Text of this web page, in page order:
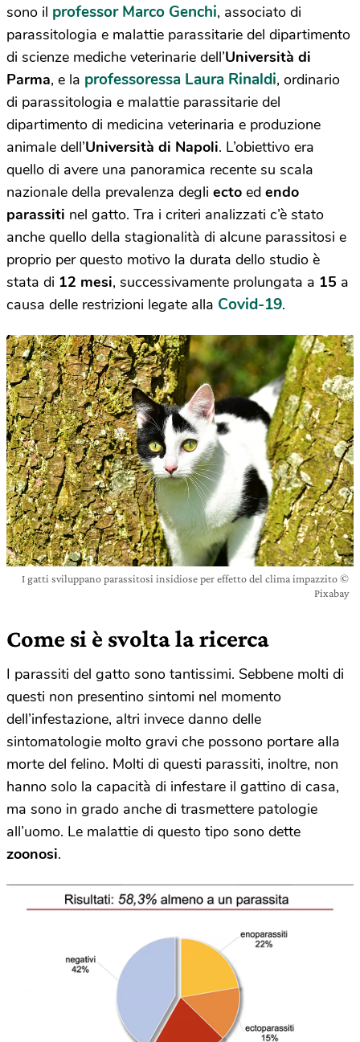
sono il professor Marco Genchi, associato di
parassitologia e malattie parassitarie del dipartimento
di scienze mediche veterinarie dell’Università di
Parma, e la professoressa Laura Rinaldi, ordinario
di parassitologia e malattie parassitarie del
dipartimento di medicina veterinaria e produzione
animale dell’Università di Napoli. L’obiettivo era
quello di avere una panoramica recente su scala
nazionale della prevalenza degli ecto ed endo
parassiti nel gatto. Tra i criteri analizzati c’è stato
anche quello della stagionalità di alcune parassitosi e
proprio per questo motivo la durata dello studio è
stata di 12 mesi, successivamente prolungata a 15 a
causa delle restrizioni legate alla Covid-19.
I gatti sviluppano parassitosi insidiose per effetto del clima impazzito ©
Pixabay
Come si è svolta la ricerca
I parassiti del gatto sono tantissimi. Sebbene molti di
questi non presentino sintomi nel momento
dell’infestazione, altri invece danno delle
sintomatologie molto gravi che possono portare alla
morte del felino. Molti di questi parassiti, inoltre, non
hanno solo la capacità di infestare il gattino di casa,
ma sono in grado anche di trasmettere patologie
all’uomo. Le malattie di questo tipo sono dette
zoonosi.